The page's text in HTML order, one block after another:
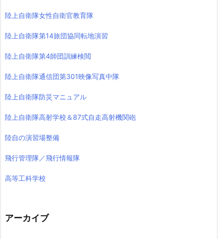
陸上自衛隊女性自衛官教育隊
陸上自衛隊第14旅団協同転地演習
陸上自衛隊第4師団訓練検閲
陸上自衛隊通信団第301映像写真中隊
陸上自衛隊防災マニュアル
陸上自衛隊高射学校＆87式自走高射機関砲
陸自の演習場整備
飛行管理隊／飛行情報隊
高等工科学校
アーカイブ